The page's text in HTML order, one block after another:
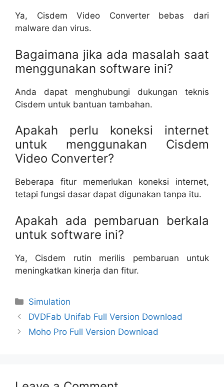
Ya, Cisdem Video Converter bebas dari
malware dan virus.
Bagaimana jika ada masalah saat
menggunakan software ini?
Anda dapat menghubungi dukungan teknis
Cisdem untuk bantuan tambahan.
Apakah perlu koneksi internet
untuk menggunakan Cisdem
Video Converter?
Beberapa fitur memerlukan koneksi internet,
tetapi fungsi dasar dapat digunakan tanpa itu.
Apakah ada pembaruan berkala
untuk software ini?
Ya, Cisdem rutin merilis pembaruan untuk
meningkatkan kinerja dan fitur.
Categories
Simulation
DVDFab Unifab Full Version Download
Moho Pro Full Version Download